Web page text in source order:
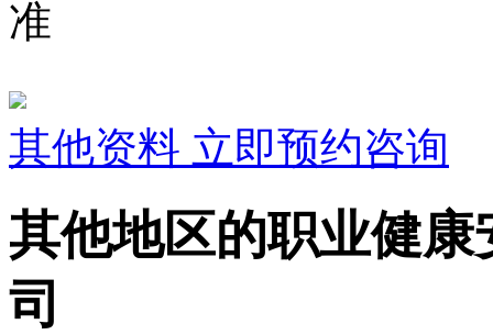
准
其他资料 立即预约咨询
其他地区的职业健
司